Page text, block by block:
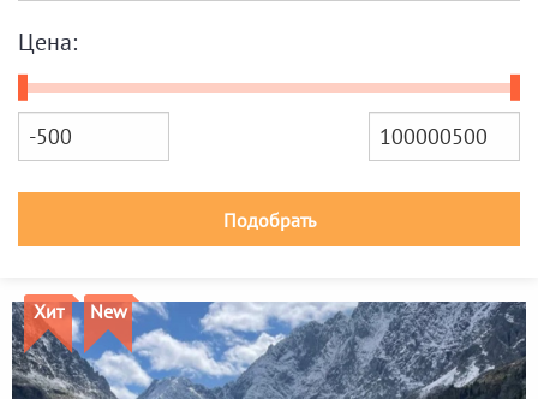
Цена:
Подобрать
Хит New